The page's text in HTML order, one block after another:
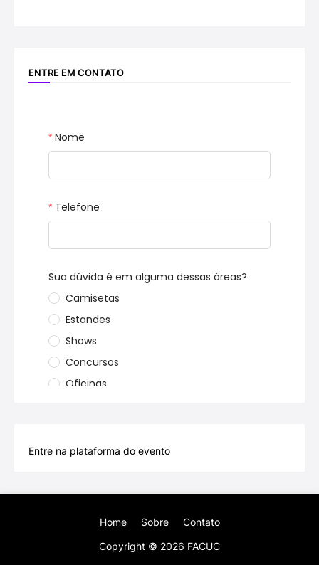
ENTRE EM CONTATO
Entre na plataforma do evento
Copyright © 2026 FACUC
Home Sobre Contato